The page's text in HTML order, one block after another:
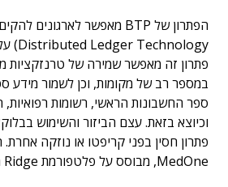
פתרון זה מאפשר שמירה של טרנזקציות
במספר רב של מקומות, וכן לשמור מידע
ספר החשבונות הראשי, רשומות רפואיות,
וכיוצא בזאת. עצם הביזור והשימוש
פתרון חסין בפני קריפטו או נוזקה
MedOne, מבוסס על פלטפורמת Ridge הבינלאומית.